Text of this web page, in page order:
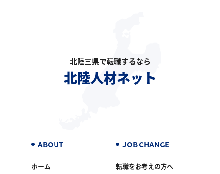
北陸三県で転職するなら
北陸人材ネット
ABOUT
ホーム
JOB CHANGE
転職をお考えの方へ